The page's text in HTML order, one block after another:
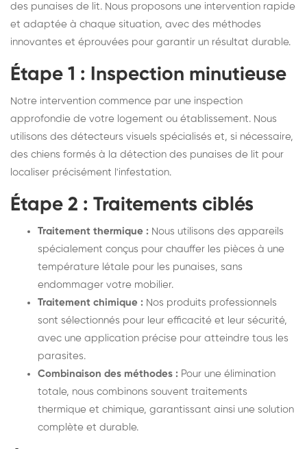
des punaises de lit. Nous proposons une intervention rapide
et adaptée à chaque situation, avec des méthodes
innovantes et éprouvées pour garantir un résultat durable.
Étape 1 : Inspection minutieuse
Notre intervention commence par une inspection
approfondie de votre logement ou établissement. Nous
utilisons des détecteurs visuels spécialisés et, si nécessaire,
des chiens formés à la détection des punaises de lit pour
localiser précisément l'infestation.
Étape 2 : Traitements ciblés
Traitement thermique : Nous utilisons des appareils
spécialement conçus pour chauffer les pièces à une
température létale pour les punaises, sans
endommager votre mobilier.
Traitement chimique : Nos produits professionnels
sont sélectionnés pour leur efficacité et leur sécurité,
avec une application précise pour atteindre tous les
parasites.
Combinaison des méthodes : Pour une élimination
totale, nous combinons souvent traitements
thermique et chimique, garantissant ainsi une solution
complète et durable.